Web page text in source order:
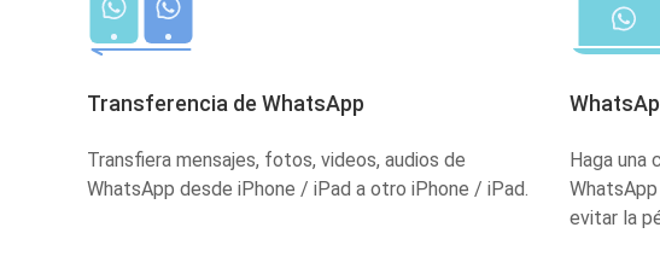
Transferencia de WhatsApp
Transfiera mensajes, fotos, videos, audios de
WhatsApp desde iPhone / iPad a otro iPhone / iPad.
Haga
evitar la